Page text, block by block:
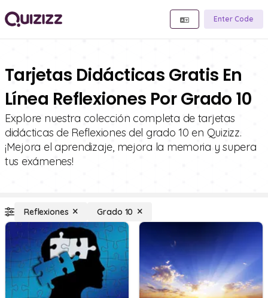
Enter Code
Tarjetas Didácticas Gratis En
Línea Reflexiones Por Grado 10
Explore nuestra colección completa de tarjetas
didácticas de Reflexiones del grado 10 en Quizizz.
¡Mejora el aprendizaje, mejora la memoria y supera
tus exámenes!
Reflexiones Grado 10